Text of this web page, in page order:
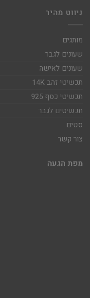
ניווט מהיר
מותגים
שעונים לגבר
שעונים לאישה
תכשיטי זהב 14K
תכשיטי כסף 925
תכשיטים לגבר
סטים
צור קשר
מפת הגעה